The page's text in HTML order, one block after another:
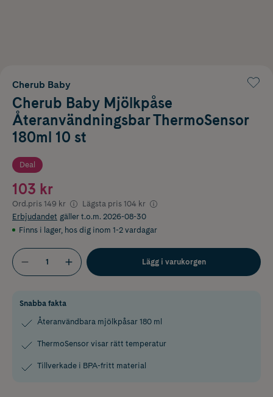
Cherub Baby
Cherub Baby Mjölkpåse
Återanvändningsbar ThermoSensor
180ml 10 st
Deal
103 kr
Ord.pris 149 kr Lägsta pris 104 kr
Erbjudandet gäller t.o.m. 2026-08-30
Finns i lager, hos dig inom 1-2 vardagar
Lägg i varukorgen
Snabba fakta
Återanvändbara mjölkpåsar 180 ml
ThermoSensor visar rätt temperatur
Tillverkade i BPA-fritt material